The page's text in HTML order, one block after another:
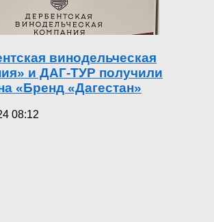
винодельческая
и ДАГ-ТУР получили
«Бренд «Дагестан»
08:12